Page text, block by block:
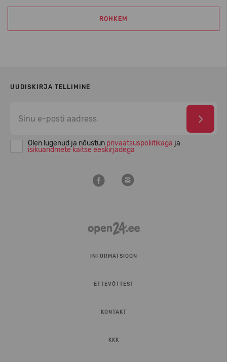
ROHKEM
UUDISKIRJA TELLIMINE
Olen lugenud ja nõustun privaatsuspoliitikaga ja
isikuandmete kaitse eeskirjadega
INFORMATSIOON
ETTEVÕTTEST
KONTAKT
KKK